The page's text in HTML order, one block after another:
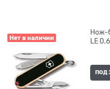
Нет в наличии
Нож-
LE
ПОД